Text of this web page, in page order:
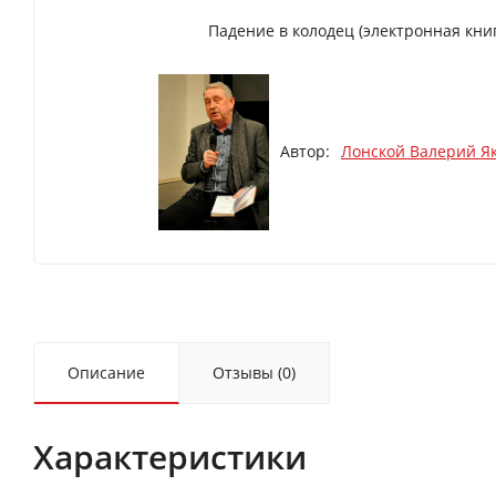
Падение в колодец (электронная
Автор: Лонской Валерий
Описание Отзывы (0)
Характеристики